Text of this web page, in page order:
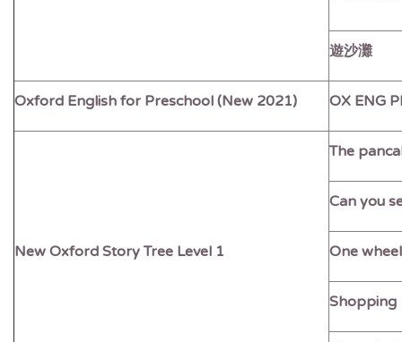
遊沙灘
Oxford English for Preschool (New 2021) OX ENG
New Oxford Story Tree Level 1
The
Can you
One wheel
Shopping